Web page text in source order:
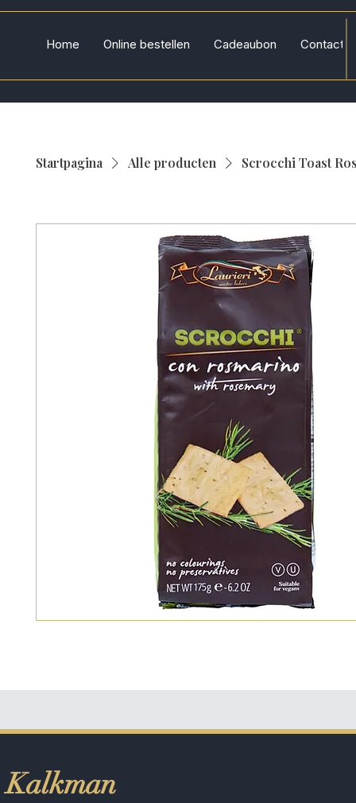
Home Online bestellen Cadeaubon Contact
Startpagina Alle producten Scrocchi Toast
Kalkman